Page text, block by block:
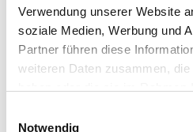
Verwendung unserer Website
soziale Medien, Werbung und
Partner führen diese
weiteren Daten zusammen,
Notwendig